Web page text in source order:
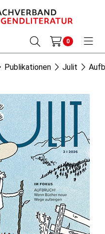
0
Publikationen Julit